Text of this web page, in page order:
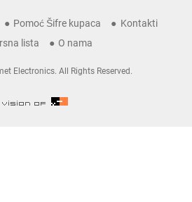
Pomoć Šifre kupaca
Kontakti
lista
O nama
Electronics. All Rights Reserved.